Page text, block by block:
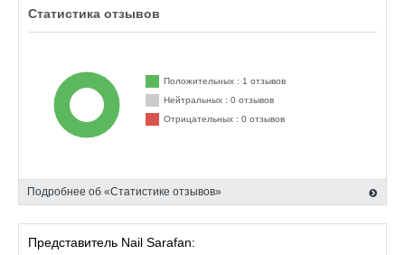
меры по улучшению качества предоставляемых услуг.
Nail Sarafan находится по адресу Москва Посланников
посещения данного заведения с будущими посетителями.
Статистика отзывов
Положительных : 1 отзывов
Нейтральных : 0 отзывов
Отрицательных : 0 отзывов
Подробнее об «Статистике отзывов»
Представитель Nail Sarafan: